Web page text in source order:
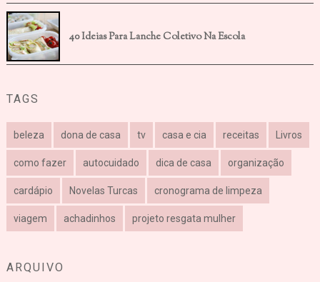
40 Ideias Para Lanche Coletivo Na Escola
TAGS
beleza dona de casa tv casa e cia receitas Livros
como fazer autocuidado dica de casa organização
cardápio Novelas Turcas cronograma de limpeza
viagem achadinhos projeto resgata mulher
ARQUIVO